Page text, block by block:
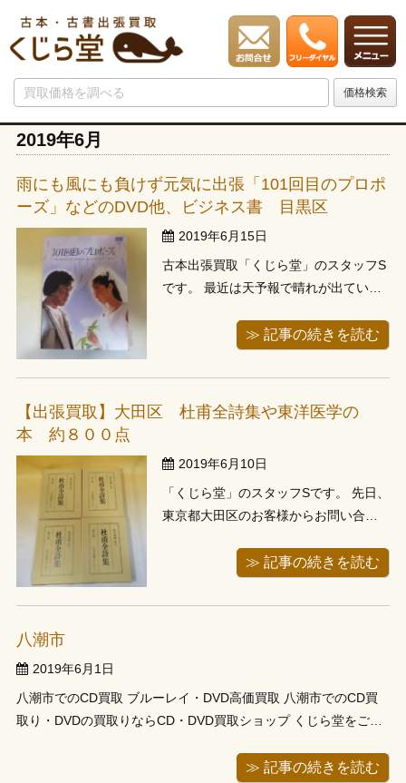
2019年6月
雨にも風にも負けず元気に出張「101回目のプロポ
ーズ」などのDVD他、ビジネス書 目黒区
2019年6月15日
古本出張買取「くじら堂」のスタッフS
です。 最近は天予報で晴れが出ていて
なりましたね。じめじめした空気は気
った空気にも負けず、「101回目のプロ
ポーズ」などのDVD他、ビジネス書等
があるとお問い合わせがあった東京 ...
≫ 記事の続きを読む
【出張買取】大田区 杜甫全詩集や東洋医学の
本 約８００点
2019年6月10日
「くじら堂」のスタッフSです。 先日、
東京都大田区のお客様からお問い合わ
出張買取にお伺いして、杜甫全詩集や
雨という時期もあり、最近の天気は雨
≫ 記事の続きを読む
八潮市
2019年6月1日
八潮市でのCD買取 ブルーレイ・DVD高価買取 八潮市でのCD買
取り・DVDの買取りならCD・DVD買取ショップ くじら堂をご利
買取、DVDやブルーレイ、ゲームや本、趣味の品の出張買取りを
≫ 記事の続きを読む